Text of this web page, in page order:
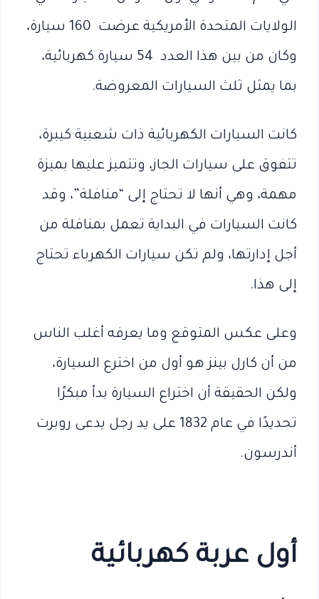
الولايات المتحدة الأمريكية عرضت 160 سيارة،
وكان من بين هذا العدد 54 سيارة كهربائية،
بما يمثل ثلث السيارات المعروضة.
كانت السيارات الكهربائية ذات شعبية كيبرة،
تتفوق على سيارات الجاز، وتتميز عليها بميزة
مهمة، وهي أنها لا تحتاج إلى “منافلة”، وقد
كانت السيارات في البداية تعمل بمنافلة من
أجل إدارتها، ولم تكن سيارات الكهرباء تحتاج
إلى هذا.
وعلى عكس المتوقع وما يعرفه أغلب الناس
من أن كارل بينز هو أول من اخترع السيارة،
ولكن الحقيقة أن اختراع السيارة بدأ مبكرًا
تحديدًا في عام 1832 على يد رجل يدعى روبرت
أندرسون.
أول عربة كهربائية